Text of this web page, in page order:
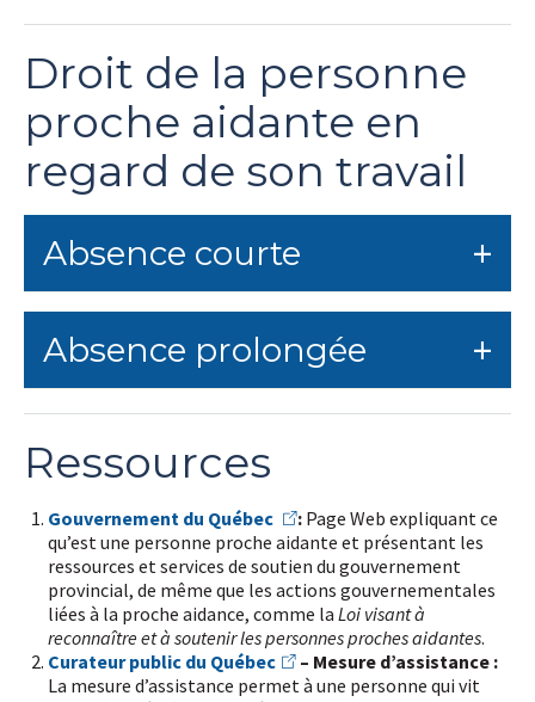
Droit de la personne
proche aidante en
regard de son travail
Absence courte
Absence prolongée
Ressources
Gouvernement du Québec : Page Web expliquant ce
qu’est une personne proche aidante et présentant les
ressources et services de soutien du gouvernement
provincial, de même que les actions gouvernementales
liées à la proche aidance, comme la Loi visant à
reconnaître et à soutenir les personnes proches aidantes.
Curateur public du Québec
– Mesure d’assistance :
La mesure d’assistance permet à une personne qui vit